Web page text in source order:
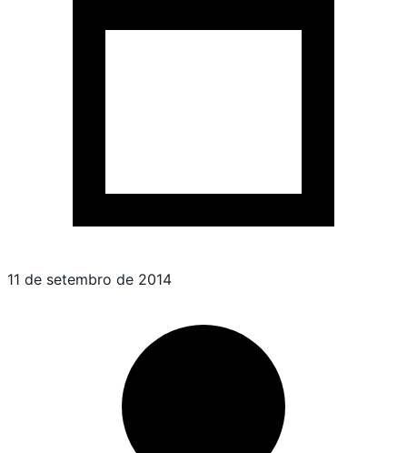
11 de setembro de 2014